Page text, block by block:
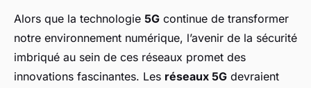
Alors que la technologie 5G continue de transformer
notre environnement numérique, l’avenir de la sécurité
imbriqué au sein de ces réseaux promet des
innovations fascinantes. Les réseaux 5G devraient